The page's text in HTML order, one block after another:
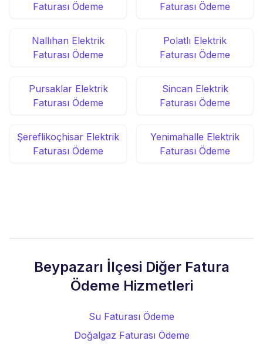
Faturası Ödeme
Faturası Ödeme
Nallıhan Elektrik
Faturası Ödeme
Polatlı Elektrik
Faturası Ödeme
Pursaklar Elektrik
Faturası Ödeme
Sincan Elektrik
Faturası Ödeme
Şereflikoçhisar Elektrik
Faturası Ödeme
Yenimahalle Elektrik
Faturası Ödeme
Beypazarı İlçesi Diğer Fatura
Ödeme Hizmetleri
Su Faturası Ödeme
Doğalgaz Faturası Ödeme